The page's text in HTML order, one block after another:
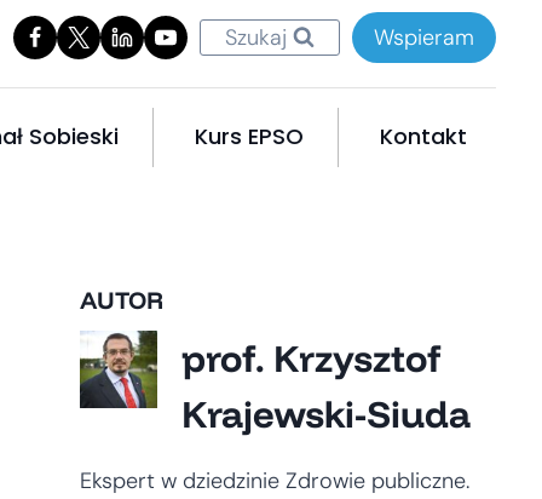
Szukaj Wspieram
Sobieski Kurs EPSO Kontakt
AUTOR
prof. Krzysztof
Krajewski-Siuda
Ekspert w dziedzinie Zdrowie publiczne.